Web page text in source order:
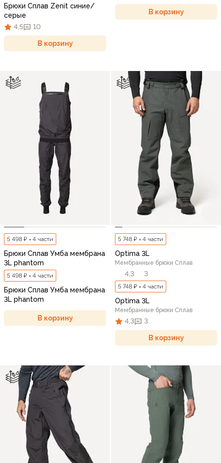
Брюки Сплав Zenit синие/
серые
4,5
10
В корзину
В корзину
5 498 ₽ × 4 части
Брюки Сплав Умба мембрана
3L phantom
5 498 ₽ × 4 части
Брюки Сплав Умба мембрана
3L phantom
В корзину
5 748 ₽ × 4 части
Optima 3L
Мембранные брюки Сплав
4,3 3
5 748 ₽ × 4 части
Optima 3L
Мембранные брюки Сплав
4,3 3
В корзину